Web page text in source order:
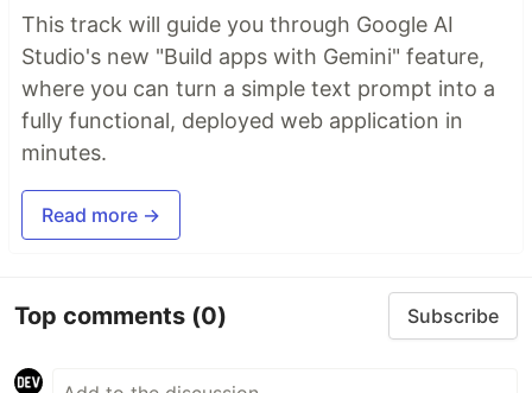
This track will guide you through Google AI
Studio's new "Build apps with Gemini" feature,
where you can turn a simple text prompt into a
fully functional, deployed web application in
minutes.
Read more →
Top comments (0) Subscribe